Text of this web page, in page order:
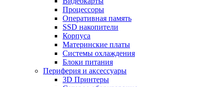
Процессоры
Оперативная память
SSD накопители
Корпуса
Материнские платы
Системы охлаждения
Блоки питания
Периферия и аксессуары
3D Принтеры